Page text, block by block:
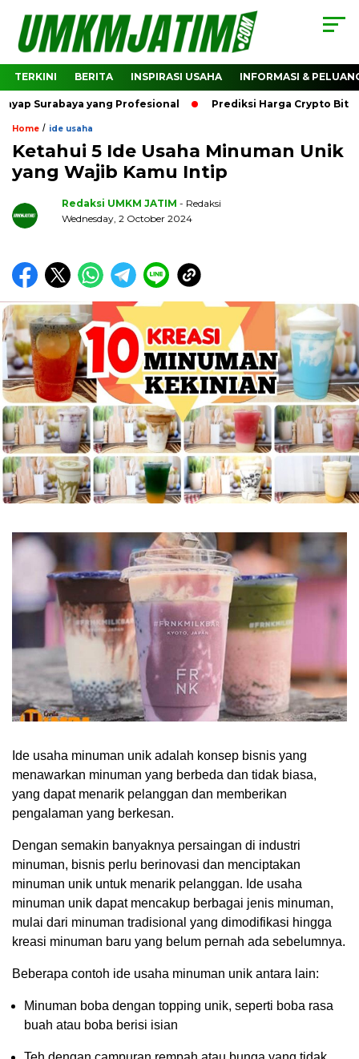
TERKINI BERITA INSPIRASI USAHA INFORMASI &
yang Profesional Prediksi Harga Crypto Bitcoin:
Home / ide usaha
Ketahui 5 Ide Usaha Minuman Unik
yang Wajib Kamu Intip
Redaksi UMKM JATIM - Redaksi
Wednesday, 2 October 2024
Ide usaha minuman unik adalah konsep bisnis yang
menawarkan minuman yang berbeda dan tidak biasa,
yang dapat menarik pelanggan dan memberikan
pengalaman yang berkesan.
Dengan semakin banyaknya persaingan di industri
minuman, bisnis perlu berinovasi dan menciptakan
minuman unik untuk menarik pelanggan. Ide usaha
minuman unik dapat mencakup berbagai jenis minuman,
mulai dari minuman tradisional yang dimodifikasi hingga
kreasi minuman baru yang belum pernah ada sebelumnya.
Beberapa contoh ide usaha minuman unik antara lain:
Minuman boba dengan topping unik, seperti boba rasa
buah atau boba berisi isian